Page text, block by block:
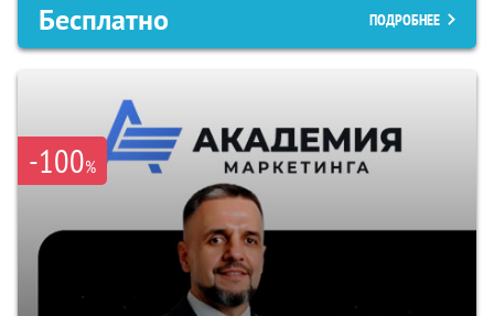
Бесплатно ПОДРОБНЕЕ
-100%